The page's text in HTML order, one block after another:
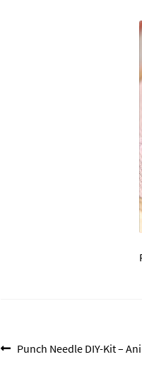
Vorheriger
Punch Needle DIY-Kit –